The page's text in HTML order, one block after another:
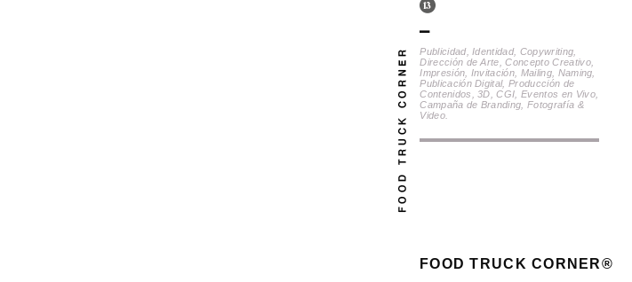
Publicidad, Identidad, Copywriting,
Dirección de Arte, Concepto Creativo,
Impresión, Invitación, Mailing, Naming,
Publicación Digital, Producción de
Contenidos, 3D, CGI, Eventos en Vivo,
Campaña de Branding, Fotografía &
Video.
FOOD TRUCK CORNER®